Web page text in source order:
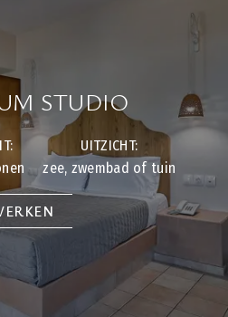
STUDIO
UITZICHT:
zee, zwembad of tuin